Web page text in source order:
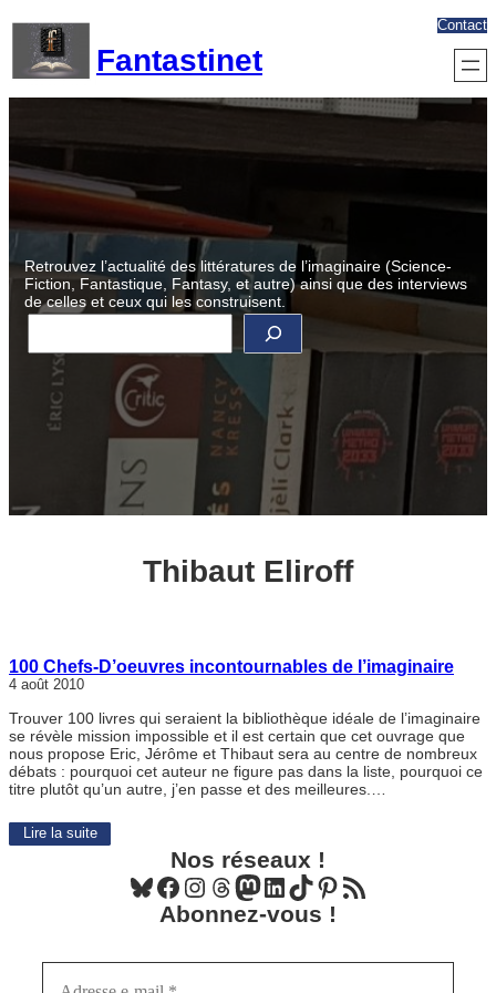
contenu
Fantastinet
Contact
Retrouvez l’actualité des littératures de l’imaginaire (Science-
Fiction, Fantastique, Fantasy, et autre) ainsi que des interviews
de celles et ceux qui les construisent.
R
c
Thibaut Eliroff
100 Chefs-D’oeuvres incontournables de l’imaginaire
4 août 2010
Trouver 100 livres qui seraient la bibliothèque idéale de l’imaginaire
se révèle mission impossible et il est certain que cet ouvrage que
nous propose Eric, Jérôme et Thibaut sera au centre de nombreux
débats : pourquoi cet auteur ne figure pas dans la liste, pourquoi ce
titre plutôt qu’un autre, j’en passe et des meilleures.…
Lire la suite
Nos réseaux !
Bluesky Facebook Instagram Threads Mastodon LinkedIn TikTok Pinterest Flux RSS
Abonnez-vous !